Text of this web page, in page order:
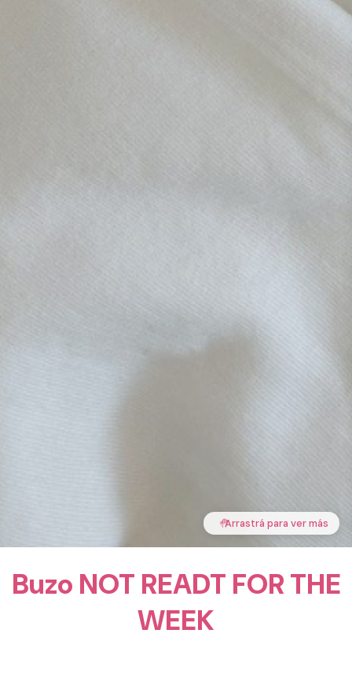
🤚
Arrastrá para ver más
Buzo NOT READT FOR THE
WEEK